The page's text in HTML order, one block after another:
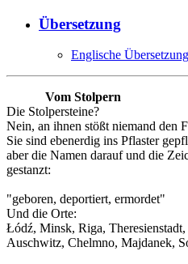
Übersetzung
Englische
Vom Stolpern
Die Stolpersteine?
Nein, an ihnen stößt niemand den
Sie sind ebenerdig ins Pflaster
aber die Namen darauf und die
gestanzt:
"geboren, deportiert, ermordet"
Und die Orte:
Łódź, Minsk, Riga, Theresienstadt,
Auschwitz, Chelmno, Majdanek,